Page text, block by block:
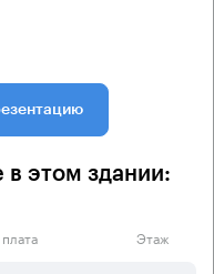
этом здании:
Этаж